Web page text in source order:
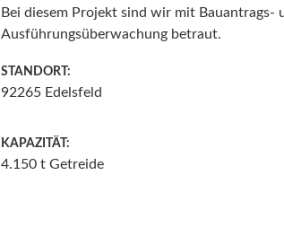
Bei diesem Projekt sind wir mit
Ausführungsüberwachung betraut.
STANDORT:
92265 Edelsfeld
KAPAZITÄT:
4.150 t Getreide